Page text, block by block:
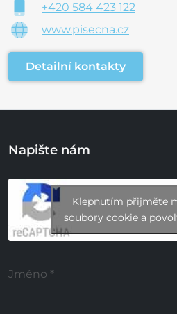
+420 584 423 122
www.pisecna.cz
Detailní kontakty
Napište nám
Klepnutím přijměte
soubory cookie a
Jméno *